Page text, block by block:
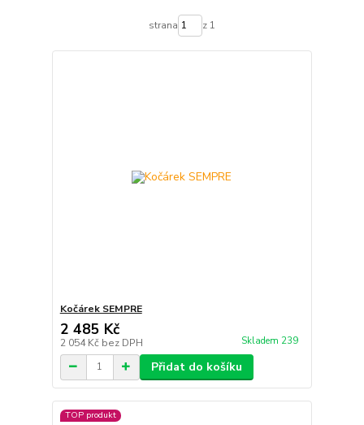
strana z 1
Kočárek SEMPRE
2 485 Kč
2 054 Kč bez DPH Skladem 239
Přidat do košíku
TOP produkt